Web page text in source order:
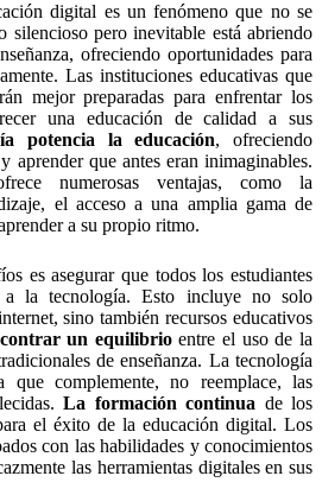
digital es un fenómeno que no se
silencioso pero inevitable está abriendo
ofreciendo oportunidades para
Las instituciones educativas que
mejor preparadas para enfrentar los
una educación de calidad a sus
potencia la educación, ofreciendo
aprender que antes eran inimaginables.
numerosas ventajas, como la
el acceso a una amplia gama de
a su propio ritmo.
es asegurar que todos los estudiantes
a la tecnología. Esto incluye no solo
sino también recursos educativos
un equilibrioentre el uso de la
de enseñanza. La tecnología
que complemente, no reemplace, las
La formación continua de los
el éxito de la educación digital. Los
con las habilidades y conocimientos
las herramientas digitales en sus